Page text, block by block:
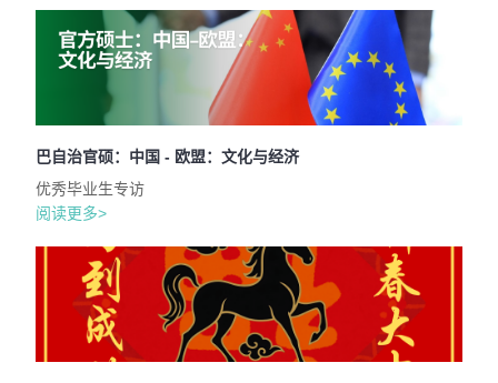
巴自治官硕：中国 - 欧盟：文化与经济
优秀毕业生专访
阅读更多>